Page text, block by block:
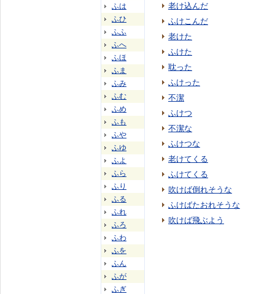
ふは
ふひ
ふふ
ふへ
ふほ
ふま
ふみ
ふむ
ふめ
ふも
ふや
ふゆ
ふよ
ふら
ふり
ふる
ふれ
ふろ
ふわ
ふを
ふん
ふが
ふぎ
老け込んだ
ふけこんだ
老けた
ふけた
耽った
ふけった
不潔
ふけつ
不潔な
ふけつな
老けてくる
ふけてくる
吹けば倒れそうな
ふけばたおれそうな
吹けば飛ぶよう